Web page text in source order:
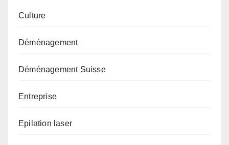
Culture
Déménagement
Déménagement Suisse
Entreprise
Epilation laser